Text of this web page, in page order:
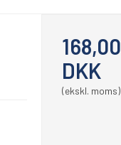
168,00
DKK
(ekskl. moms)